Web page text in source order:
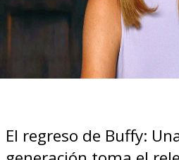
El regreso de Buffy: